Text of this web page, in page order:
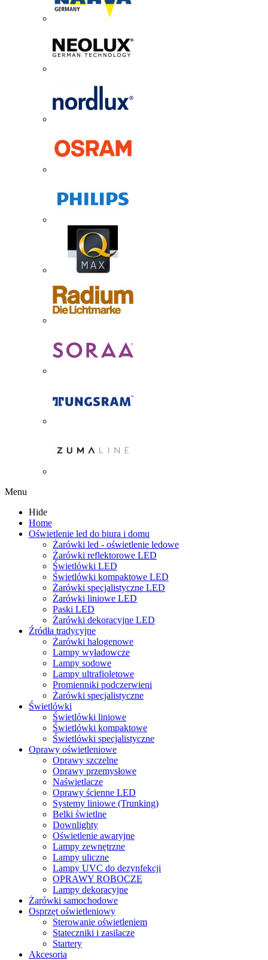
Menu
Hide
Home
Oświetlenie led do biura i domu
Żarówki led - oświetlenie ledowe
Żarówki reflektorowe LED
Świetlówki LED
Świetlówki kompaktowe LED
Żarówki specjalistyczne LED
Żarówki liniowe LED
Paski LED
Żarówki dekoracyjne LED
Źródła tradycyjne
Żarówki halogenowe
Lampy wyładowcze
Lampy sodowe
Lampy ultrafioletowe
Promienniki podczerwieni
Żarówki specjalistyczne
Świetlówki
Świetlówki liniowe
Świetlówki kompaktowe
Świetlówki specjalistyczne
Oprawy oświetleniowe
Oprawy szczelne
Oprawy przemysłowe
Naświetlacze
Oprawy ścienne LED
Systemy liniowe (Trunking)
Belki świetlne
Downlighty
Oświetlenie awaryjne
Lampy zewnętrzne
Lampy uliczne
Lampy UVC do dezynfekcji
OPRAWY ROBOCZE
Lampy dekoracyjne
Żarówki samochodowe
Osprzęt oświetleniowy
Sterowanie oświetleniem
Stateczniki i zasilacze
Startery
Akcesoria